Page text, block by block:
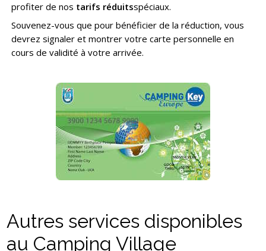
profiter de nos tarifs réduitsspéciaux.
Souvenez-vous que pour bénéficier de la réduction, vous
devrez signaler et montrer votre carte personnelle en
cours de validité à votre arrivée.
Autres services disponibles
au Camping Village